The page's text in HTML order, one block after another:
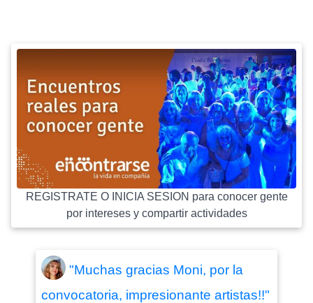
REGISTRATE O INICIA SESION para conocer gente
por intereses y compartir actividades
"Muchas gracias Moni, por la
convocatoria, impresionante artistas!!"